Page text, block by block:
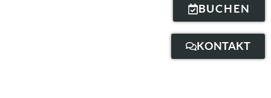
BUCHEN
KONTAKT